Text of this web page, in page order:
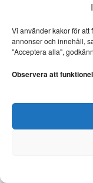
Vi använder kakor för
annonser och innehåll,
"Acceptera alla",
Observera att